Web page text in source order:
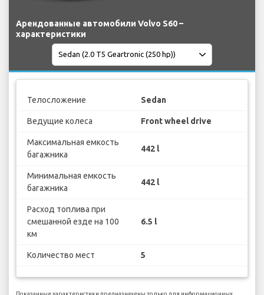
Арендованные автомобили Volvo S60 –
характеристики
Телосложение Sedan
Ведущие колеса Front wheel drive
Максимальная емкость
багажника
442 l
Минимальная емкость
багажника
442 l
Расход топлива при
смешанной езде на 100
км
6.5 l
Количество мест 5
Показанные характеристики предназначены только для информационных